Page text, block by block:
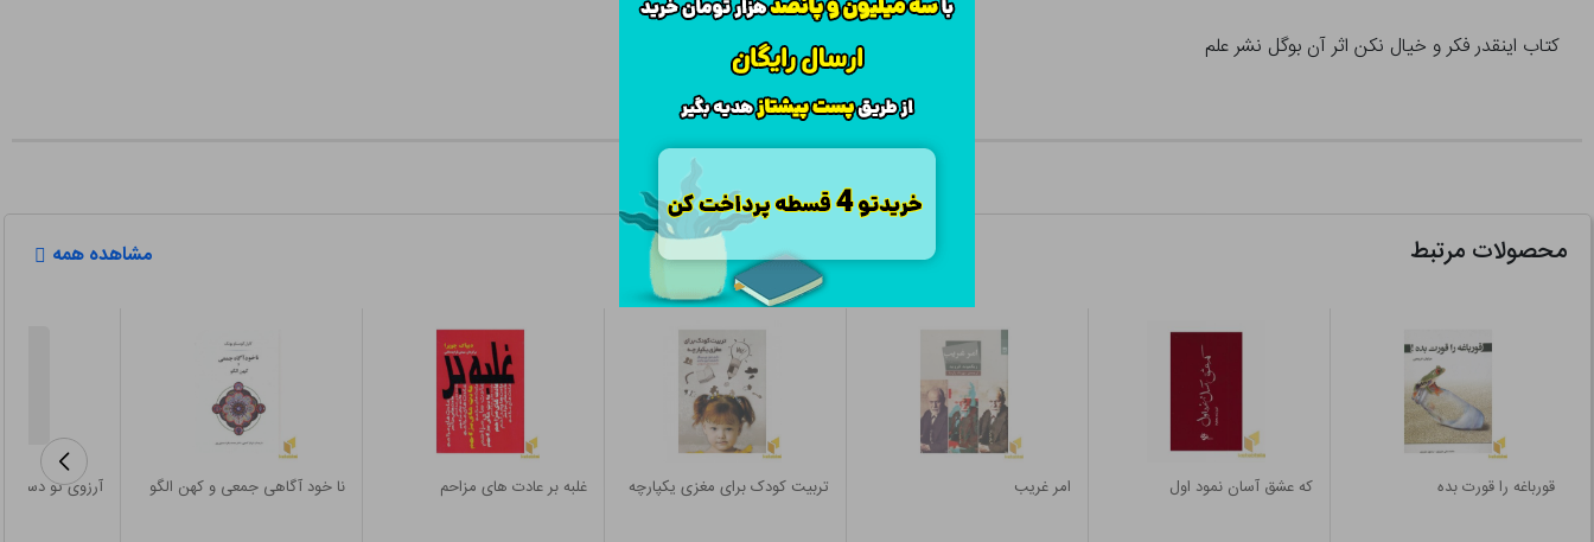
کتاب اینقدر فکر و خیال نکن اثر آن بوگل نشر علم
محصولات مرتبط مشاهده همه
قورباغه را قورت بده که عشق آسان نمود اول امر غریب تربیت کودک برای مغزی یکپارچه غلبه بر عادت های مزاحم نا خود آگاهی جمعی و کهن الگو آرزوی تو